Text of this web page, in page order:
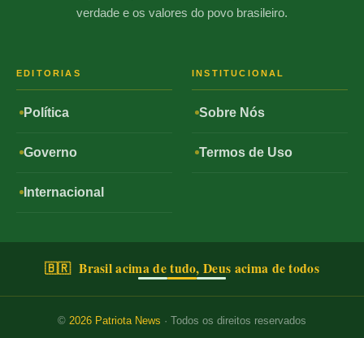
verdade e os valores do povo brasileiro.
EDITORIAS
Política
Governo
Internacional
INSTITUCIONAL
Sobre Nós
Termos de Uso
🇧🇷 Brasil acima de tudo, Deus acima de todos
© 2026 Patriota News · Todos os direitos reservados